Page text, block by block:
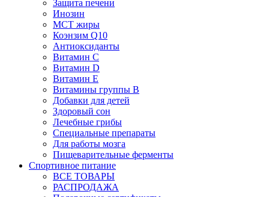
Защита печени
Инозин
МСТ жиры
Коэнзим Q10
Антиоксиданты
Витамин С
Витамин D
Витамин Е
Витамины группы B
Добавки для детей
Здоровый сон
Лечебные грибы
Специальные препараты
Для работы мозга
Пищеварительные ферменты
Спортивное питание
ВСЕ ТОВАРЫ
РАСПРОДАЖА